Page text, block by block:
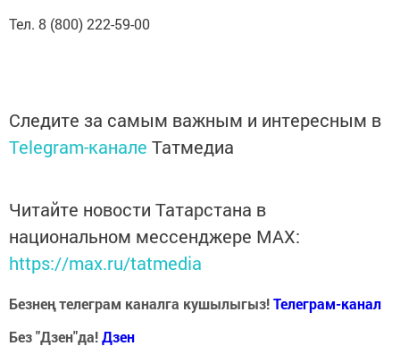
Тел. 8 (800) 222-59-00
Следите за самым важным и интересным в
Telegram-канале Татмедиа
Читайте новости Татарстана в
национальном мессенджере MАХ:
https://max.ru/tatmedia
Безнең телеграм каналга кушылыгыз!Телеграм-канал
Без "Дзен"да!Дзен